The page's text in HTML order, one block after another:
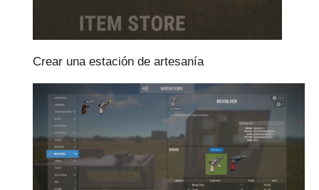
Crear una estación de artesanía